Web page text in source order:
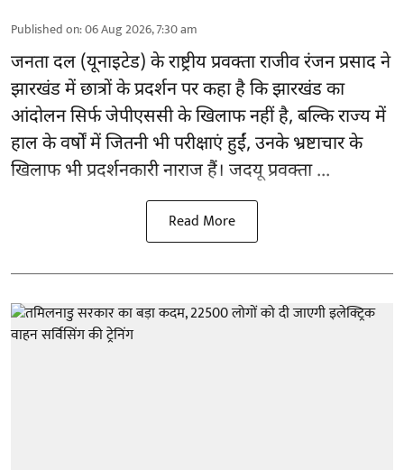
Published on:06 Aug 2026, 7:30 am
जनता दल (यूनाइटेड) के राष्ट्रीय प्रवक्ता राजीव रंजन प्रसाद ने
झारखंड में छात्रों के प्रदर्शन पर कहा है कि झारखंड का
आंदोलन सिर्फजेपीएससीके खिलाफ नहीं है, बल्कि राज्य में
हाल के वर्षों में जितनी भी परीक्षाएं हुईं, उनके भ्रष्टाचार के
खिलाफ भी प्रदर्शनकारी नाराज हैं। जदयू प्रवक्ता ...
Read More